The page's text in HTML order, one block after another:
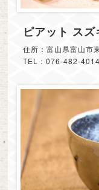
ピアット ス
住所：富山県富山市
TEL：076-482-4014